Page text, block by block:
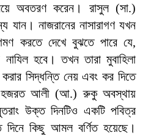
অবতরণ করেন। রাসুল (সা.)
যান। নাজরানের নাসারাগণ যখন
করতে দেখে বুঝতে পারে যে,
হবে। তখন তারা মুবাহিলা
করার সিদ্ধন্তি নেয় এবং কর দিতে
হজরত আলী (আ.) রুকু অবস্থায়
উক্ত দিনটিও একটি পবিত্র
কিছু আমল বর্ণিত হয়েছে।